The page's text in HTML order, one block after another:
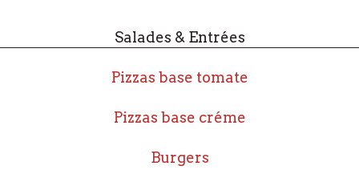
Salades & Entrées
Pizzas base tomate
Pizzas base créme
Burgers